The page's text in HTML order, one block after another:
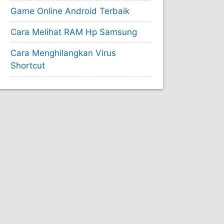
Game Online Android Terbaik
Cara Melihat RAM Hp Samsung
Cara Menghilangkan Virus
Shortcut